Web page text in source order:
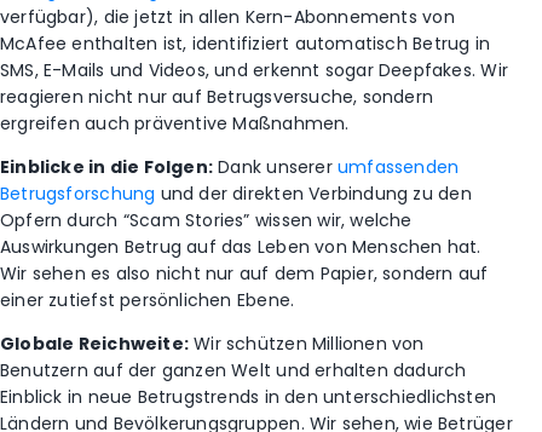
verfügbar), die jetzt in allen Kern-Abonnements von
McAfee enthalten ist, identifiziert automatisch Betrug in
SMS, E-Mails und Videos, und erkennt sogar Deepfakes. Wir
reagieren nicht nur auf Betrugsversuche, sondern
ergreifen auch präventive Maßnahmen.
Einblicke in die Folgen: Dank unserer umfassenden
Betrugsforschung und der direkten Verbindung zu den
Opfern durch “Scam Stories” wissen wir, welche
Auswirkungen Betrug auf das Leben von Menschen hat.
Wir sehen es also nicht nur auf dem Papier, sondern auf
einer zutiefst persönlichen Ebene.
Globale Reichweite: Wir schützen Millionen von
Benutzern auf der ganzen Welt und erhalten dadurch
Einblick in neue Betrugstrends in den unterschiedlichsten
Ländern und Bevölkerungsgruppen. Wir sehen, wie Betrüger